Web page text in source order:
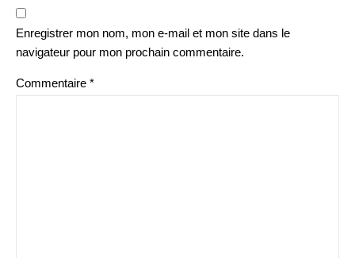
Enregistrer mon nom, mon e-mail et mon site dans le
navigateur pour mon prochain commentaire.
Commentaire *